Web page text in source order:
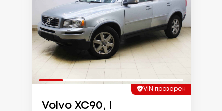
VIN проверен
Volvo XC90, I